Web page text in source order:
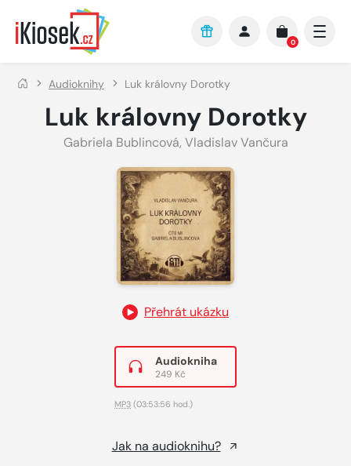
Přejít na hlavní obsah
0
Audioknihy Luk královny Dorotky
Luk královny Dorotky
Gabriela Bublincová, Vladislav Vančura
Přehrát ukázku
Audiokniha
249 Kč
MP3 (03:53:56 hod.)
Jak na audioknihu?